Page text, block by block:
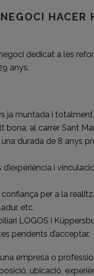
HACER
dedicat a les
anys.
ja muntada i
bona, al carrer Sant
durada de 8 anys
i
per a la
etc.
LOGOS i
pendents d’acceptar.
empresa o
ubicació,